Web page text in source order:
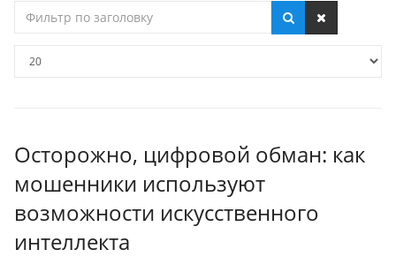
по
Осторожно, цифровой обман: как
мошенники используют
возможности искусственного
интеллекта